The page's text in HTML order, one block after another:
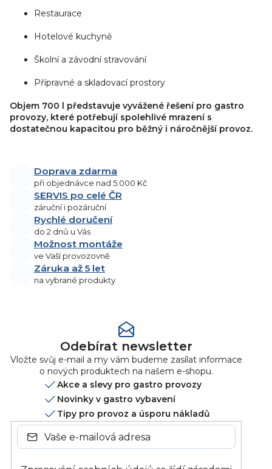
Restaurace
Hotelové kuchyně
Školní a závodní stravování
Přípravné a skladovací prostory
Objem 700 l představuje vyvážené řešení pro gastro
provozy, které potřebují spolehlivé mrazení s
dostatečnou kapacitou pro běžný i náročnější provoz.
Doprava zdarma
při objednávce nad 5.000 Kč
SERVIS po celé ČR
záruční i pozáruční
Rychlé doručení
do 2 dnů u Vás
Možnost montáže
ve Vaší provozovně
Záruka až 5 let
na vybrané produkty
Odebírat newsletter
Vložte svůj e-mail a my vám budeme zasílat informace
o nových produktech na našem e-shopu.
Akce a slevy pro gastro provozy
Novinky v gastro vybavení
Tipy pro provoz a úsporu nákladů